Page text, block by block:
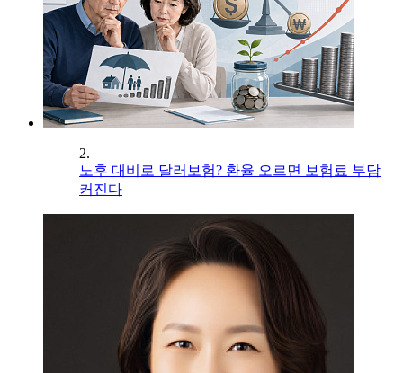
2.
노후 대비로 달러보험? 환율 오르면 보험료 부담
커진다